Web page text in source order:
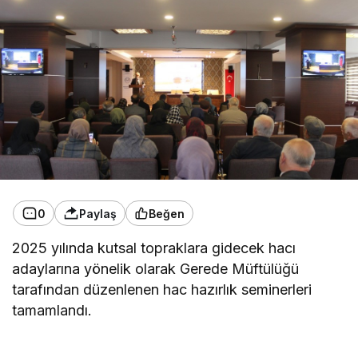
0 Paylaş Beğen
2025 yılında kutsal topraklara gidecek hacı
adaylarına yönelik olarak Gerede Müftülüğü
tarafından düzenlenen hac hazırlık seminerleri
tamamlandı.